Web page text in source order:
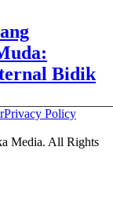
Bidik
Privacy Policy
Media. All Rights